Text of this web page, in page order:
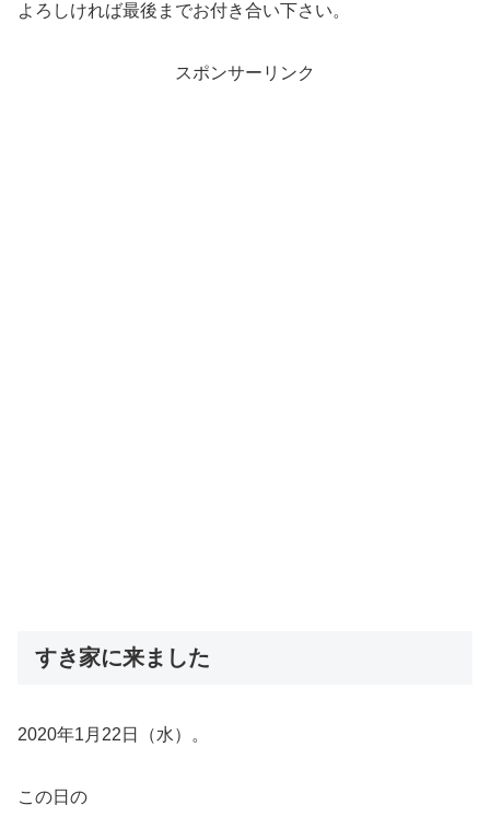
よろしければ最後までお付き合い下さい。
スポンサーリンク
すき家に来ました
2020年1月22日（水）。
この日の